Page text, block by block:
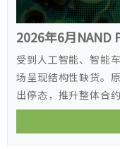
2026年6月NAND
受到人工智能、智能
场呈现结构性缺货。
出停态，推升整体合
统备货旺季供需失衡